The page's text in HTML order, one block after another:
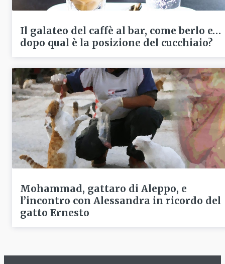
Il galateo del caffè al bar, come berlo e…
dopo qual è la posizione del cucchiaio?
Mohammad, gattaro di Aleppo, e
l’incontro con Alessandra in ricordo del
gatto Ernesto